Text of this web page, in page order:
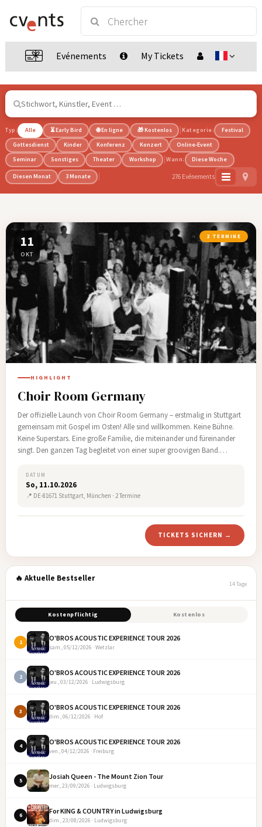
Evénements My Tickets
Typ: Alle ⏳ Early Bird 🌐 En ligne 🎁 Kostenlos Kategorie:
Festival
Gottesdienst
Kinder Konferenz Konzert
Online-Event
Seminar
Sonstiges Theater Workshop Wann: Diese Woche
Diesen Monat 3 Monate 276 Evénements
11
OKT
2 TERMINE
HIGHLIGHT
Choir Room Germany
Der offizielle Launch von Choir Room Germany – erstmalig in Stuttgart
gemeinsam mit Gospel im Osten! Alle sind willkommen. Keine Bühne.
Keine Superstars. Eine große Familie, die miteinander und füreinander
singt. Den ganzen Tag begleitet von einer super groovigen Band.…
DATUM
So, 11.10.2026
📍 DE-81671 Stuttgart, München · 2 Termine
TICKETS SICHERN →
🔥 Aktuelle Bestseller
14 Tage
Kostenpflichtig Kostenlos
1 O'BROS ACOUSTIC EXPERIENCE TOUR 2026
sam., 05/12/2026 · Wetzlar
2 O'BROS ACOUSTIC EXPERIENCE TOUR 2026
jeu., 03/12/2026 · Ludwigsburg
3 O'BROS ACOUSTIC EXPERIENCE TOUR 2026
dim., 06/12/2026 · Hof
4 O'BROS ACOUSTIC EXPERIENCE TOUR 2026
ven., 04/12/2026 · Freiburg
5 Josiah Queen - The Mount Zion Tour
mer., 23/09/2026 · Ludwigsburg
6 For KING & COUNTRY in Ludwigsburg
dim., 23/08/2026 · Ludwigsburg